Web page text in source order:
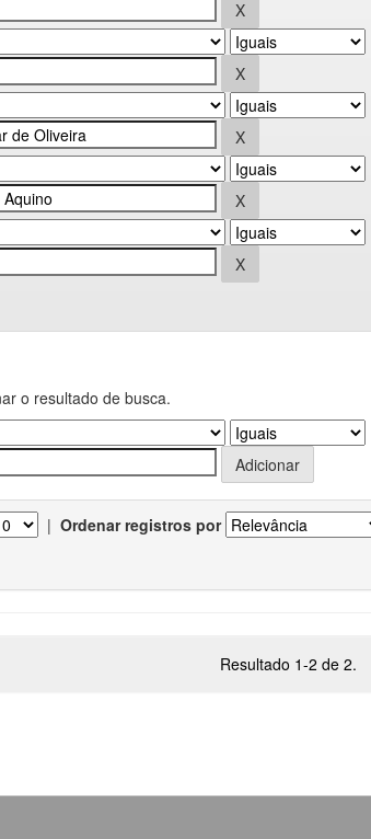
o resultado de busca.
| Ordenar registros por
Resultado 1-2 de 2.